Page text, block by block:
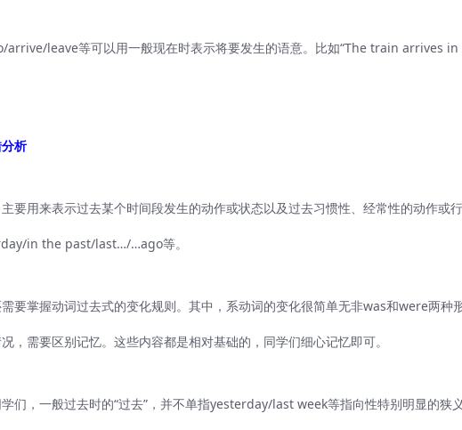
arrive/leave等可以用一般现在时表示将要发生的语意。比如“The train arrives
析
要用来表示过去某个时间段发生的动作或状态以及过去习惯性、经常性的动作或
in the past/last…/…ago等。
要掌握动词过去式的变化规则。其中，系动词的变化很简单无非was和were两种
，需要区别记忆。这些内容都是相对基础的，同学们细心记忆即可。
们，一般过去时的“过去”，并不单指yesterday/last week等指向性特别明显的狭